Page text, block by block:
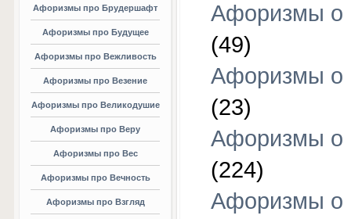
Афоризмы про Брудершафт
Афоризмы про Будущее
Афоризмы про Вежливость
Афоризмы про Везение
Афоризмы про Великодушие
Афоризмы про Веру
Афоризмы про Вес
Афоризмы про Вечность
Афоризмы про Взгляд
Афоризмы о
(49)
Афоризмы о
(23)
Афоризмы о
(224)
Афоризмы о